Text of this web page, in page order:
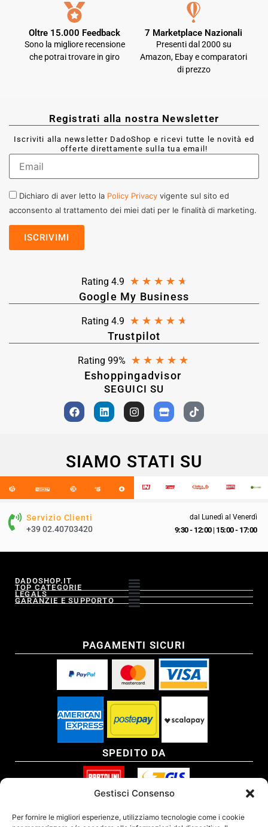
Gestisci Consenso
Per fornire le migliori esperienze, utilizziamo tecnologie come i cookie
Oltre 15.000 Feedback
Sono la migliore recensione
che potrai trovare in giro
7 Marketplace Nazionali
Presenti dal 2000 su
Amazon, Ebay e comparatori
di prezzo
Registrati alla nostra Newsletter
Iscriviti alla newsletter DadoShop e ricevi tutte le novità ed
offerte direttamente sulla tua email!
Dichiaro di aver letto la Policy Privacy vigente sul sito ed
acconsento al trattamento dei miei dati per le finalità di marketing.
Rating 4.9 ★ ★ ★ ★ ★
Google My Business
Rating 4.9 ★ ★ ★ ★ ★
Trustpilot
Rating 99% ★ ★ ★ ★ ★
Eshoppingadvisor
SEGUICI SU
SIAMO STATI SU
Servizio Clienti
+39 02.40703420
dal Lunedì al Venerdì
9:30 - 12:00| 15:00 - 17:00
DADOSHOP.IT
TOP CATEGORIE
LEGALS
GARANZIE E SUPPORTO
PAGAMENTI SICURI
SPEDITO DA